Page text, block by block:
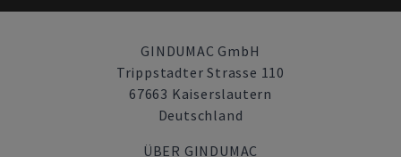
GINDUMAC GmbH
Trippstadter Strasse 110
67663 Kaiserslautern
Deutschland
ÜBER GINDUMAC